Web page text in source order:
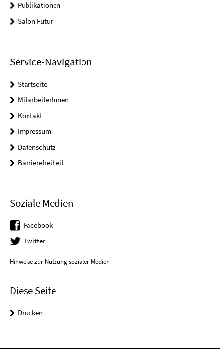
Publikationen
Salon Futur
Service-Navigation
Startseite
MitarbeiterInnen
Kontakt
Impressum
Datenschutz
Barrierefreiheit
Soziale Medien
Facebook
Twitter
Hinweise zur Nutzung sozialer Medien
Diese Seite
Drucken